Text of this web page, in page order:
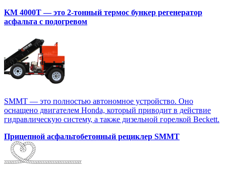
KM 4000T — это 2-тонный термос бункер регенератор
асфальта с подогревом
SMMT — это полностью автономное устройство. Оно
оснащено двигателем Honda, который приводит в действие
гидравлическую систему, а также дизельной горелкой Beckett.
Прицепной асфальтобетонный рециклер SMMT